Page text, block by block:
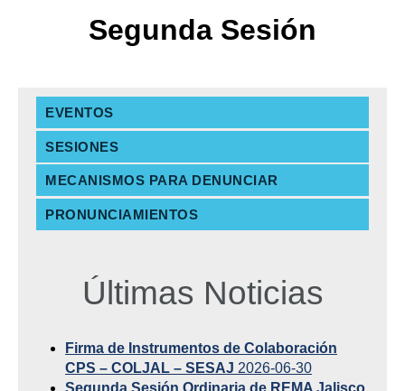
Segunda Sesión
EVENTOS
SESIONES
MECANISMOS PARA DENUNCIAR
PRONUNCIAMIENTOS
Últimas Noticias
Firma de Instrumentos de Colaboración
CPS – COLJAL – SESAJ 2026-06-30
Segunda Sesión Ordinaria de REMA Jalisco